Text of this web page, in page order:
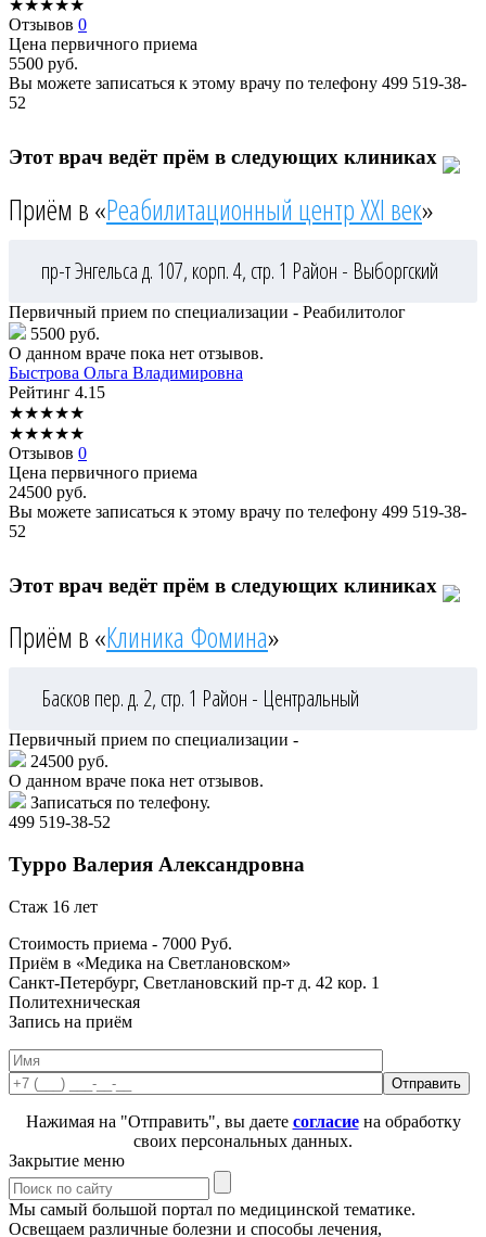
★★★★★
Отзывов 0
Цена первичного приема
5500 руб.
Вы можете записаться к этому врачу по телефону 499 519-38-
52
Этот врач ведёт прём в следующих клиниках
Приём в «Реабилитационный центр XXI век»
пр-т Энгельса д. 107, корп. 4, стр. 1 Район - Выборгский
Первичный прием по специализации - Реабилитолог
5500 руб.
О данном враче пока нет отзывов.
Быстрова Ольга Владимировна
Рейтинг 4.15
★★★★★
★★★★★
Отзывов 0
Цена первичного приема
24500 руб.
Вы можете записаться к этому врачу по телефону 499 519-38-
52
Этот врач ведёт прём в следующих клиниках
Приём в «Клиника Фомина»
Басков пер. д. 2, стр. 1 Район - Центральный
Первичный прием по специализации -
24500 руб.
О данном враче пока нет отзывов.
Записаться по телефону.
499 519-38-52
Турро Валерия Александровна
Стаж 16 лет
Стоимость приема - 7000 Руб.
Приём в «Медика на Светлановском»
Санкт-Петербург, Светлановский пр-т д. 42 кор. 1
Политехническая
Запись на приём
Нажимая на "Отправить", вы даете согласиена обработку
своих персональных данных.
Закрытие меню
Мы самый большой портал по медицинской тематике.
Освещаем различные болезни и способы лечения,